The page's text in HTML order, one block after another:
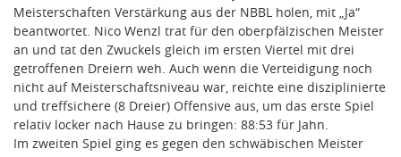
Meisterschaften Verstärkung aus der NBBL holen, mit „Ja“
beantwortet. Nico Wenzl trat für den oberpfälzischen Meister
an und tat den Zwuckels gleich im ersten Viertel mit drei
getroffenen Dreiern weh. Auch wenn die Verteidigung noch
nicht auf Meisterschaftsniveau war, reichte eine disziplinierte
und treffsichere (8 Dreier) Offensive aus, um das erste Spiel
relativ locker nach Hause zu bringen: 88:53 für Jahn.
Im zweiten Spiel ging es gegen den schwäbischen Meister